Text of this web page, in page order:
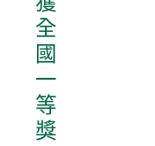
全
國
一
等
獎